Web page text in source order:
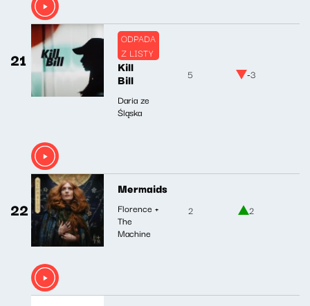
21
ODPADA
Z LISTY
Kill
Bill
Daria ze
Śląska
5 -3
22
Mermaids
Florence +
The
Machine
2 2